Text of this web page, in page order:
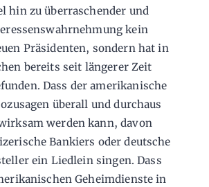
hin zu überraschender und
kein
Präsidenten, sondern hat in
bereits seit längerer Zeit
Dass der amerikanische
überall und durchaus
werden kann, davon
Bankiers oder deutsche
ein Liedlein singen. Dass
Geheimdienste in